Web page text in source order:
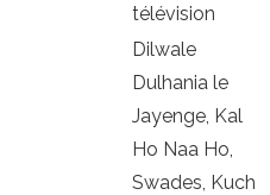
télévision
Dilwale
Dulhania le
Jayenge, Kal
Ho Naa Ho,
Swades, Kuch